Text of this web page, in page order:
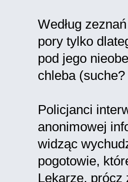
Według
pory tylko
pod jego
chleba
Policjanci
anonimowej
widząc
pogotowie,
Lekarze, prócz